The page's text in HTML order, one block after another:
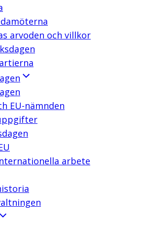
arvoden och villkor
EU-nämnden
arbete